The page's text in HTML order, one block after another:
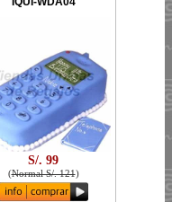
S/. 99
(Normal S/. 121)